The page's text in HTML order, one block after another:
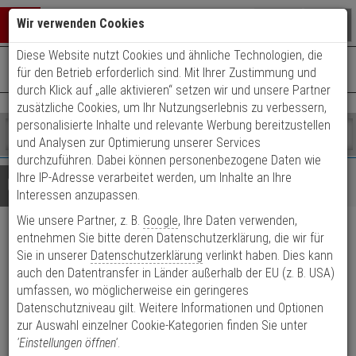
Warenkorb schließen
0 ARTIKEL IM WARENKORB
Ihr Warenkorb ist momentan leer.
Ergebnisse ()
Fertig
Shop
durchsuchen
Bitte
geben
Sie
mindestens
Zeichen
ein,
um
Suche
starten.
Es
wurde
noch
Kategorien
Suche
gestartet
+49 (0)821 899 493-0Mo. - Do.: 8:00 - 16:30 | Fr.: 8:00 - 14:00 Uhr
Details Beratung
TruVision TVGP-M01-0402-
DOM-G IP-Kamera 4MPx T/N
Produktmerkmale
Wir verwenden Cookies
Diese Website nutzt Cookies und ähnliche Technologien, die
für den Betrieb erforderlich sind. Mit Ihrer Zustimmung und
durch Klick auf „alle aktivieren“ setzen wir und unsere Partner
zusätzliche Cookies, um Ihr Nutzungserlebnis zu verbessern,
personalisierte Inhalte und relevante Werbung bereitzustellen
und Analysen zur Optimierung unserer Services
durchzuführen. Dabei können personenbezogene Daten wie
Ihre IP-Adresse verarbeitet werden, um Inhalte an Ihre
Interessen anzupassen.
Wie unsere Partner, z. B. Google, Ihre Daten verwenden,
entnehmen Sie bitte deren Datenschutzerklärung, die wir für
Sie in unserer Datenschutzerklärung verlinkt haben. Dies kann
auch den Datentransfer in Länder außerhalb der EU (z. B. USA)
umfassen, wo möglicherweise ein geringeres
Datenschutzniveau gilt. Weitere Informationen und Optionen
zur Auswahl einzelner Cookie-Kategorien finden Sie unter
'Einstellungen öffnen'.